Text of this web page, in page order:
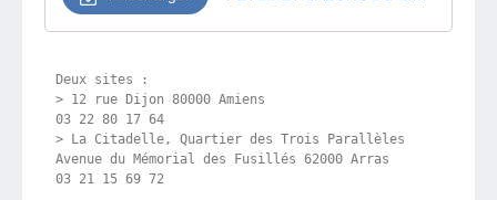
Deux sites :
> 12 rue Dijon 80000 Amiens
03 22 80 17 64
> La Citadelle, Quartier des Trois Parallèles
Avenue du Mémorial des Fusillés 62000 Arras
03 21 15 69 72